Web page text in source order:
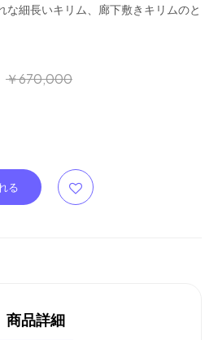
細長いキリム、廊下敷きキリムのと
￥670,000
商品詳細